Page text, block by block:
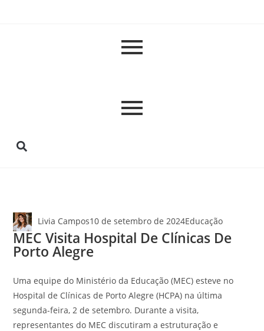
Livia Campos10 de setembro de 2024Educação
MEC Visita Hospital De Clínicas De
Porto Alegre
Uma equipe do Ministério da Educação (MEC) esteve no
Hospital de Clínicas de Porto Alegre (HCPA) na última
segunda-feira, 2 de setembro. Durante a visita,
representantes do MEC discutiram a estruturação e